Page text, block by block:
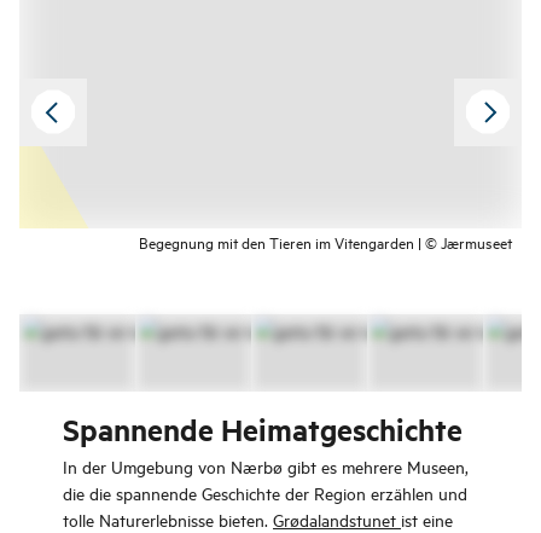
Begegnung mit den Tieren im Vitengarden | © Jærmuseet
Spannende Heimatgeschichte
In der Umgebung von Nærbø gibt es mehrere Museen,
die die spannende Geschichte der Region erzählen und
tolle Naturerlebnisse bieten. Grødalandstunet ist eine